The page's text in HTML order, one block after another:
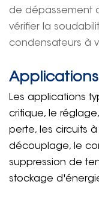
de dépassement
vérifier la
condensateurs à
Applications
Les applications
critique, le
perte, les circuits
découplage, le
suppression de
stockage